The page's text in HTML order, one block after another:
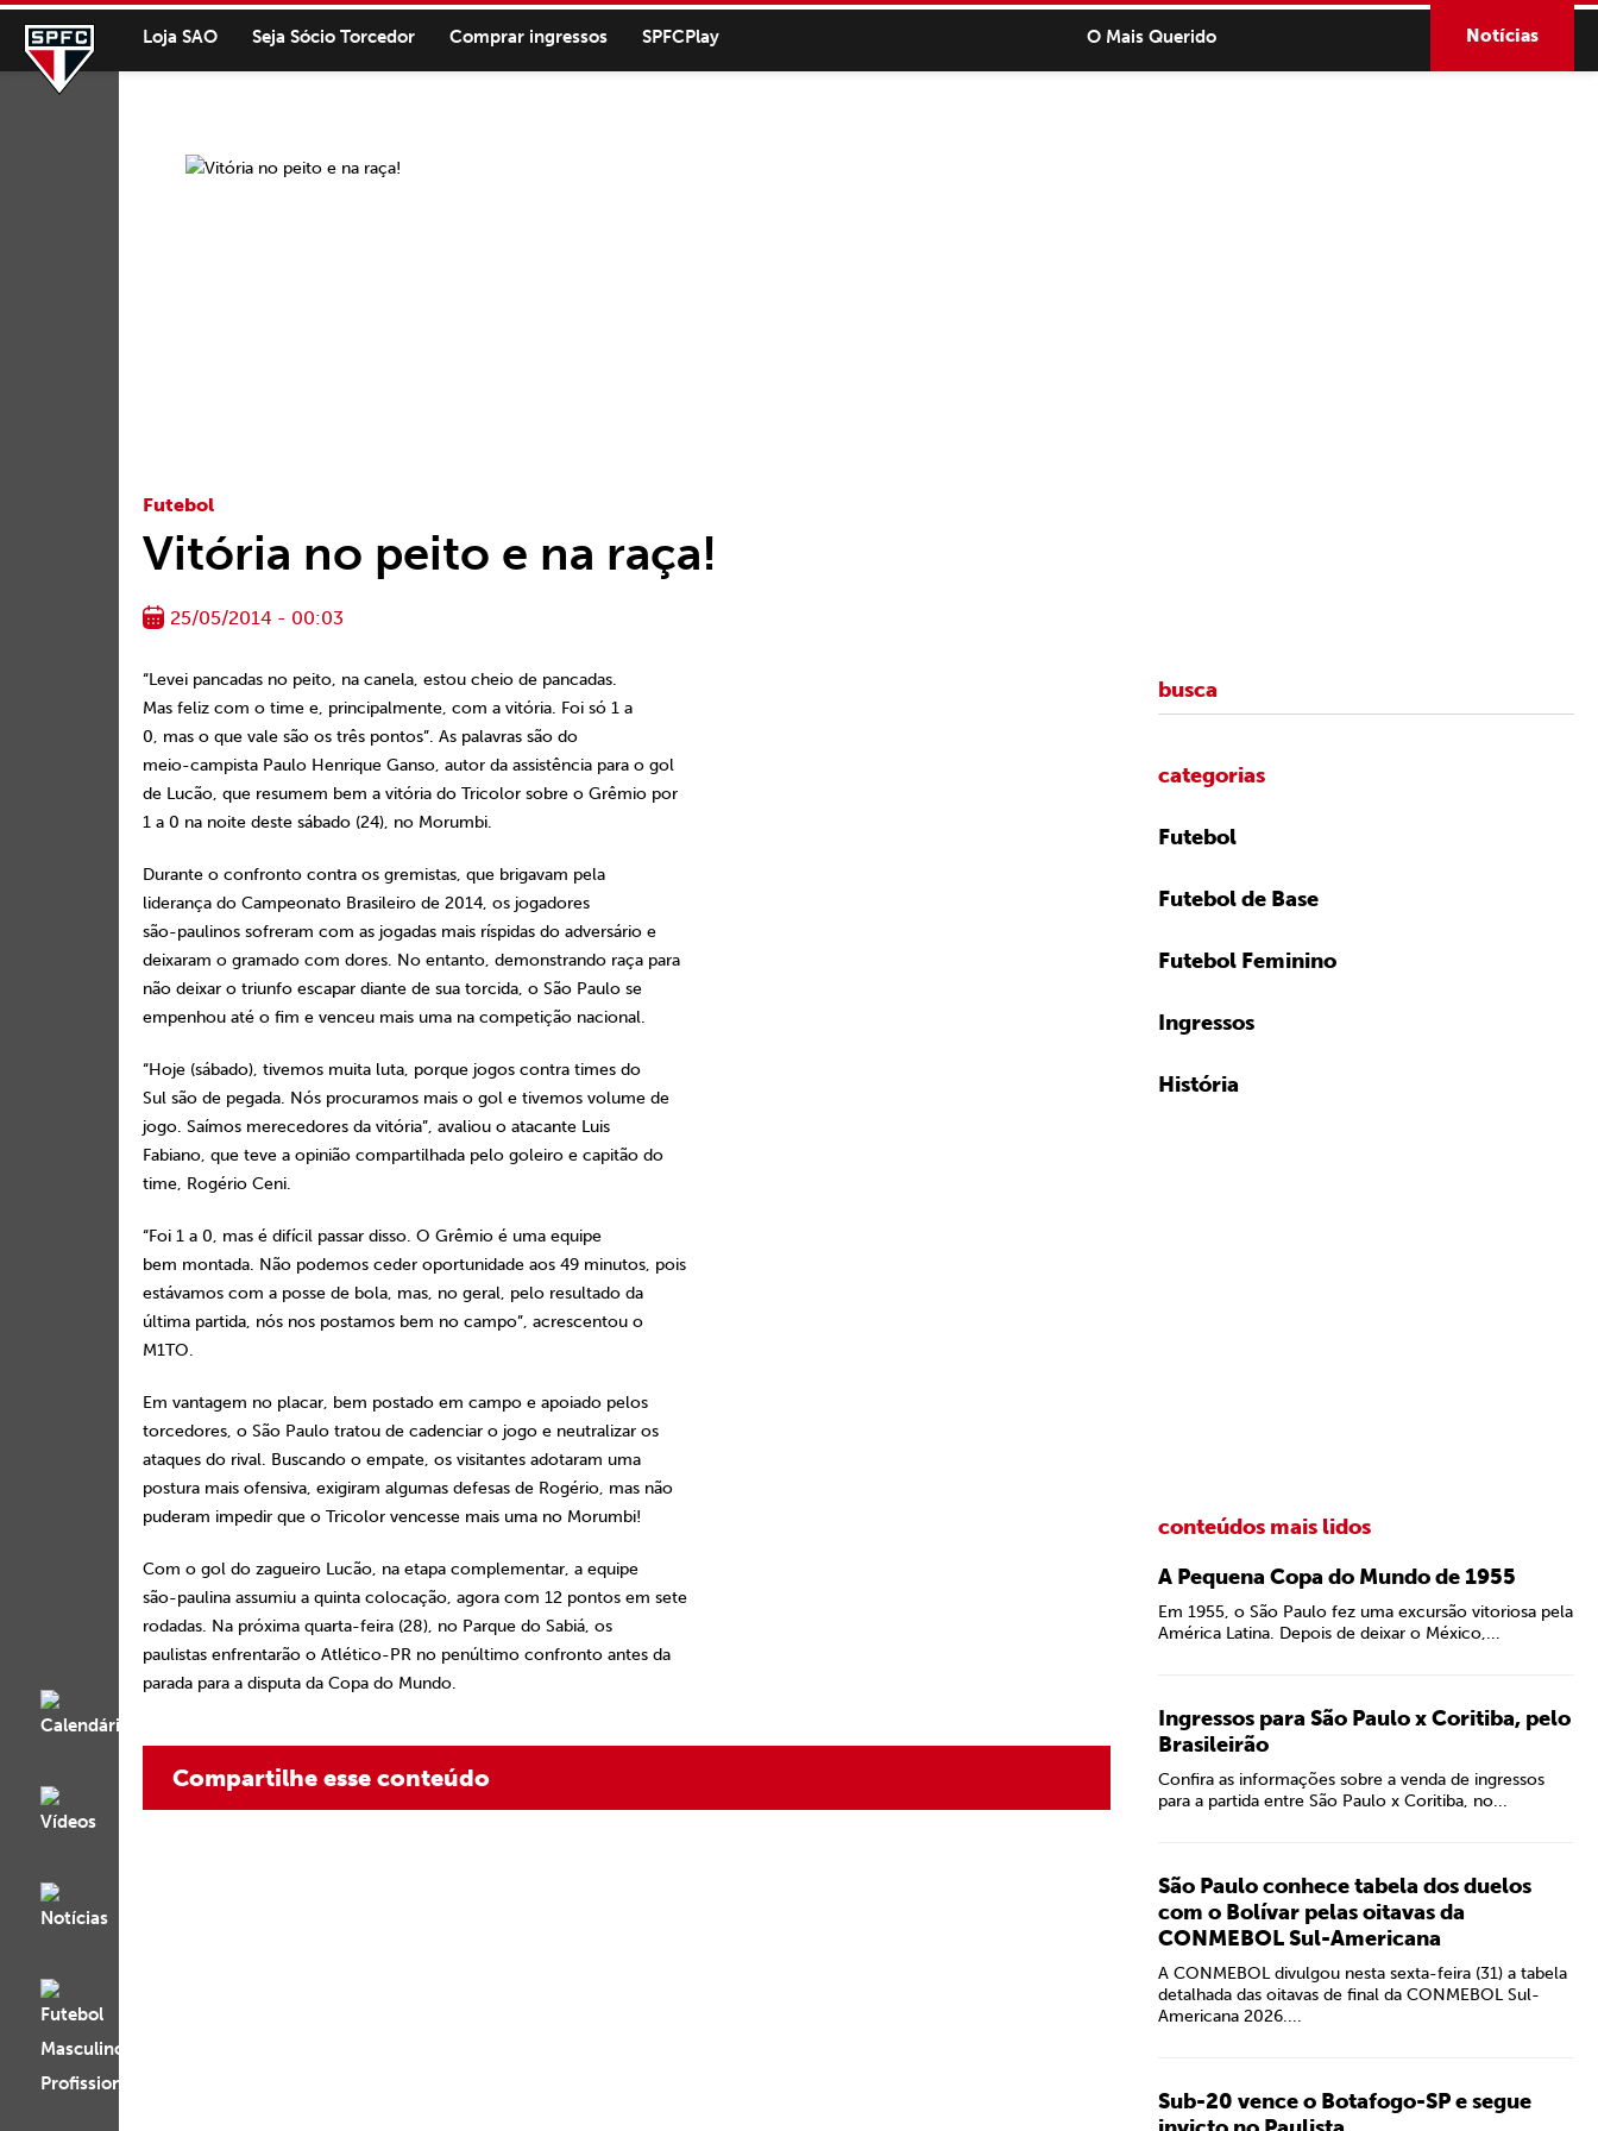
Loja SAO Seja Sócio Torcedor Comprar ingressos SPFCPlay O Mais Querido Notícias
Futebol
Vitória no peito e na raça!
25/05/2014 - 00:03
“Levei pancadas no peito, na canela, estou cheio de pancadas.
Mas feliz com o time e, principalmente, com a vitória. Foi só 1 a
0, mas o que vale são os três pontos”. As palavras são do
meio-campista Paulo Henrique Ganso, autor da assistência para o gol
de Lucão, que resumem bem a vitória do Tricolor sobre o Grêmio por
1 a 0 na noite deste sábado (24), no Morumbi.
Durante o confronto contra os gremistas, que brigavam pela
liderança do Campeonato Brasileiro de 2014, os jogadores
são-paulinos sofreram com as jogadas mais ríspidas do adversário e
deixaram o gramado com dores. No entanto, demonstrando raça para
não deixar o triunfo escapar diante de sua torcida, o São Paulo se
empenhou até o fim e venceu mais uma na competição nacional.
“Hoje (sábado), tivemos muita luta, porque jogos contra times do
Sul são de pegada. Nós procuramos mais o gol e tivemos volume de
jogo. Saímos merecedores da vitória”, avaliou o atacante Luis
Fabiano, que teve a opinião compartilhada pelo goleiro e capitão do
time, Rogério Ceni.
“Foi 1 a 0, mas é difícil passar disso. O Grêmio é uma equipe
bem montada. Não podemos ceder oportunidade aos 49 minutos, pois
estávamos com a posse de bola, mas, no geral, pelo resultado da
última partida, nós nos postamos bem no campo”, acrescentou o
M1TO.
Em vantagem no placar, bem postado em campo e apoiado pelos
torcedores, o São Paulo tratou de cadenciar o jogo e neutralizar os
ataques do rival. Buscando o empate, os visitantes adotaram uma
postura mais ofensiva, exigiram algumas defesas de Rogério, mas não
puderam impedir que o Tricolor vencesse mais uma no Morumbi!
Com o gol do zagueiro Lucão, na etapa complementar, a equipe
são-paulina assumiu a quinta colocação, agora com 12 pontos em sete
rodadas. Na próxima quarta-feira (28), no Parque do Sabiá, os
paulistas enfrentarão o Atlético-PR no penúltimo confronto antes da
parada para a disputa da Copa do Mundo.
Compartilhe esse conteúdo
categorias
Futebol
Futebol de Base
Futebol Feminino
Ingressos
História
conteúdos mais lidos
A Pequena Copa do Mundo de 1955
Em 1955, o São Paulo fez uma excursão vitoriosa pela
América Latina. Depois de deixar o México,...
Ingressos para São Paulo x Coritiba, pelo
Brasileirão
Confira as informações sobre a venda de ingressos
para a partida entre São Paulo x Coritiba, no...
São Paulo conhece tabela dos duelos
com o Bolívar pelas oitavas da
CONMEBOL Sul-Americana
A CONMEBOL divulgou nesta sexta-feira (31) a tabela
detalhada das oitavas de final da CONMEBOL Sul-
Americana 2026....
Sub-20 vence o Botafogo-SP e segue